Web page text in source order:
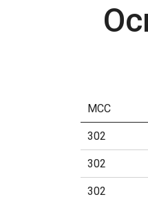
MCC
302
302
302